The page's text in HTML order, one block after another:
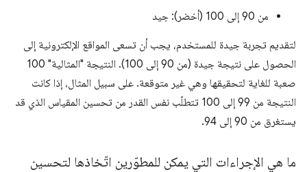
من 90 إلى 100 (أخضر): جيد
لتقديم تجربة جيدة للمستخدم، يجب أن تسعى المواقع الإلكترونية إلى
الحصول على نتيجة جيدة (من 90 إلى 100). النتيجة "المثالية" 100
صعبة للغاية لتحقيقها وهي غير متوقعة. على سبيل المثال، إذا كانت
النتيجة من 99 إلى 100 تتطلّب نفس القدر من تحسين المقياس الذي قد
يستغرق من 90 إلى 94.
ما هي الإجراءات التي يمكن للمطوّرين اتّخاذها لتحسين